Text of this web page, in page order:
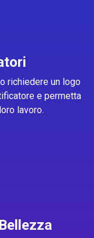
richiedere un logo
e permetta
lavoro.